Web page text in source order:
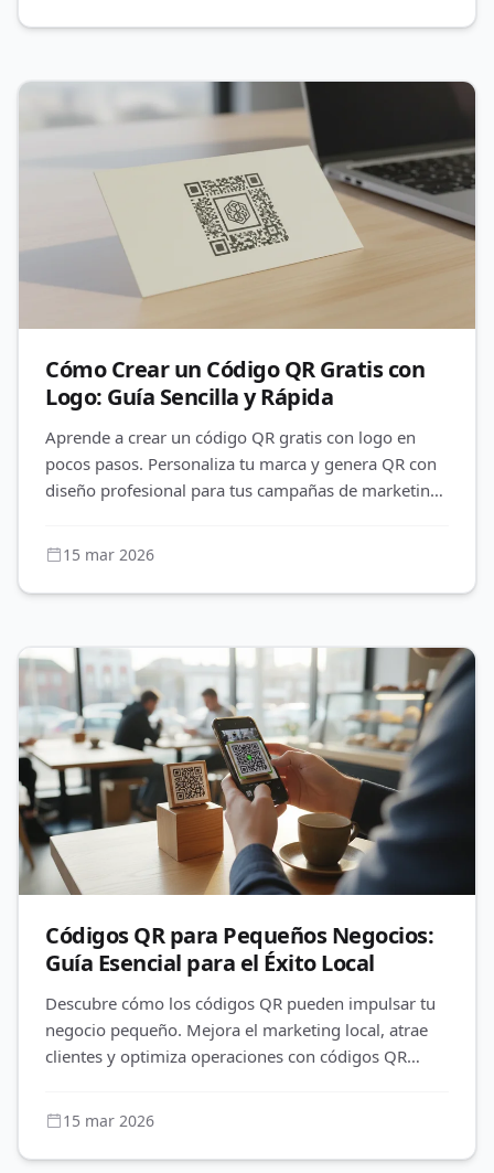
Cómo Crear un Código QR Gratis con
Logo: Guía Sencilla y Rápida
Aprende a crear un código QR gratis con logo en
pocos pasos. Personaliza tu marca y genera QR con
diseño profesional para tus campañas de marketing
15 mar 2026
Códigos QR para Pequeños Negocios:
Guía Esencial para el Éxito Local
Descubre cómo los códigos QR pueden impulsar tu
negocio pequeño. Mejora el marketing local, atrae
clientes y optimiza operaciones con códigos QR
15 mar 2026